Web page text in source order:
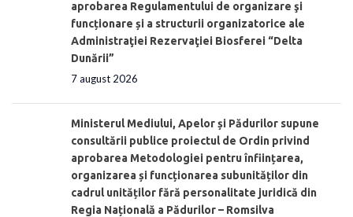
aprobarea Regulamentului de organizare şi
funcționare și a structurii organizatorice ale
Administraţiei Rezervaţiei Biosferei “Delta
Dunării”
7 august 2026
Ministerul Mediului, Apelor și Pădurilor supune
consultării publice proiectul de Ordin privind
aprobarea Metodologiei pentru înființarea,
organizarea și funcționarea subunităților din
cadrul unităților fără personalitate juridică din
Regia Națională a Pădurilor – Romsilva